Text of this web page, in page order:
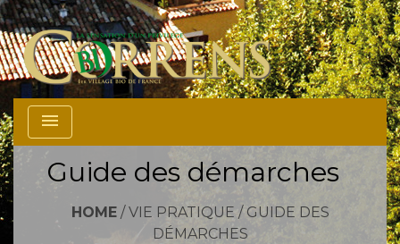
menu
Guide des démarches
HOME/ VIE PRATIQUE / GUIDE DES
DÉMARCHES